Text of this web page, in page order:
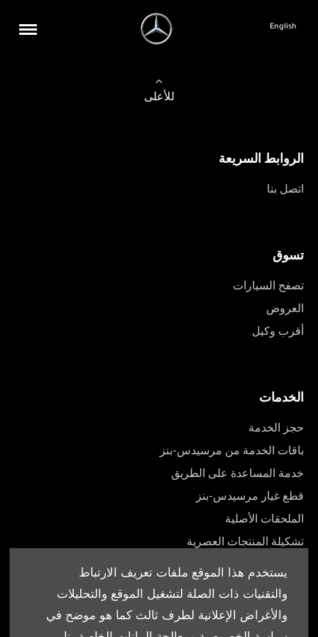
يستخدم هذا الموقع ملفات تعريف الارتباط
والتقنيات ذات الصلة لتشغيل الموقع والتحليلات
والأغراض الإعلانية لطرف ثالث كما هو موضح في
English
للأعلى
الروابط السريعة
اتصل بنا
تسوق
تصفح السيارات
العروض
أقرب وكيل
الخدمات
حجز الخدمة
باقات الخدمة من مرسيدس-بنز
خدمة المساعدة على الطريق
قطع غيار مرسيدس-بنز
الملحقات الأصلية
تشكيلة المنتجات العصرية